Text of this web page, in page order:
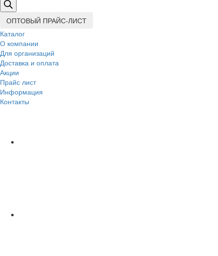
ОПТОВЫЙ ПРАЙС-ЛИСТ
Каталог
О компании
Для организаций
Доставка и оплата
Акции
Прайс лист
Информация
Контакты